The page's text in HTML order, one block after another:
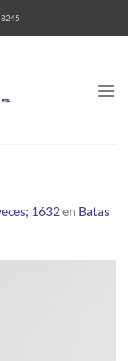
1632en Batas